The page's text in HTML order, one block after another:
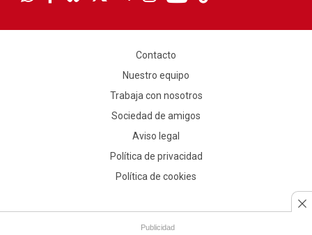
Publicidad
Contacto
Nuestro equipo
Trabaja con nosotros
Sociedad de amigos
Aviso legal
Política de privacidad
Política de cookies